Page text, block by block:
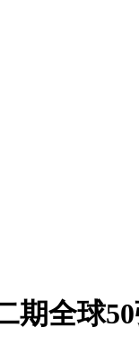
期全球